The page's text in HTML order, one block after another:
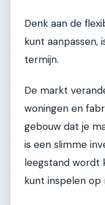
Denk aan de
kunt aanpassen,
termijn.
De markt
woningen en
gebouw dat je
is een slimme
leegstand wordt
kunt inspelen op